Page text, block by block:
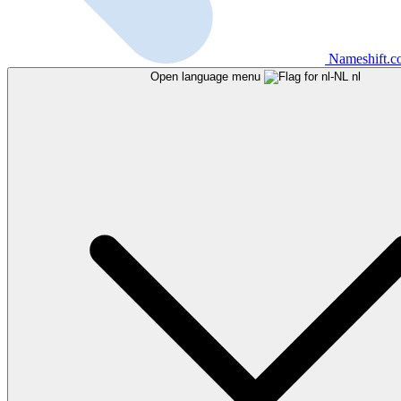
Open language menu nl